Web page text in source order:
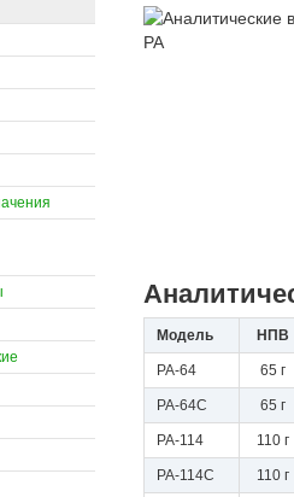
Модель НПВ
PA-64 65 г
PA-64C 65 г
PA-114 110 г
PA-114C 110 г